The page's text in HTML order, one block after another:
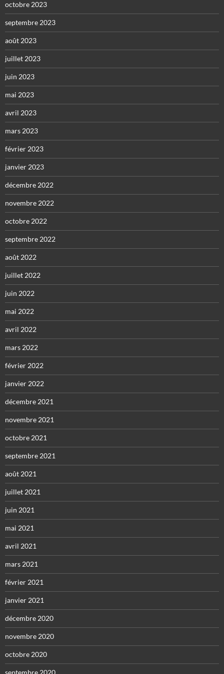
octobre 2023
septembre 2023
août 2023
juillet 2023
juin 2023
mai 2023
avril 2023
mars 2023
février 2023
janvier 2023
décembre 2022
novembre 2022
octobre 2022
septembre 2022
août 2022
juillet 2022
juin 2022
mai 2022
avril 2022
mars 2022
février 2022
janvier 2022
décembre 2021
novembre 2021
octobre 2021
septembre 2021
août 2021
juillet 2021
juin 2021
mai 2021
avril 2021
mars 2021
février 2021
janvier 2021
décembre 2020
novembre 2020
octobre 2020
septembre 2020